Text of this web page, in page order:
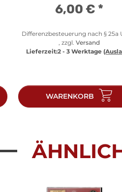
6,00 € *
Differenzbesteuerung nach § 25a
, zzgl. Versand
Lieferzeit:2 - 3 Werktage
WARENKORB